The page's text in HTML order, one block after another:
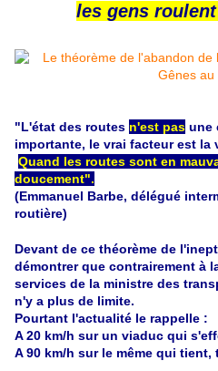
les gens
"L'état des routes n'est pas une
importante, le vrai facteur est la
Quand les routes sont en
doucement".
(Emmanuel Barbe, délégué
routière)
Devant de ce théorème de
démontrer que contrairement à
services de la ministre des
n'y a plus de limite.
Pourtant l'actualité le rappelle :
A 20 km/h sur un viaduc qui
A 90 km/h sur le même qui